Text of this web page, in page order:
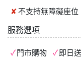
不支持無障礙座位
服務選項
門市購物 即日